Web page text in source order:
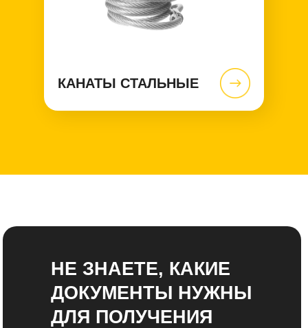
КАНАТЫ СТАЛЬНЫЕ
НЕ ЗНАЕТЕ, КАКИЕ
ДОКУМЕНТЫ НУЖНЫ
ДЛЯ ПОЛУЧЕНИЯ